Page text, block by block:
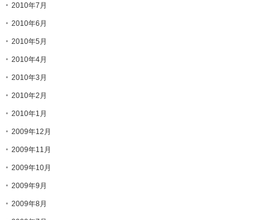
2010年7月
2010年6月
2010年5月
2010年4月
2010年3月
2010年2月
2010年1月
2009年12月
2009年11月
2009年10月
2009年9月
2009年8月